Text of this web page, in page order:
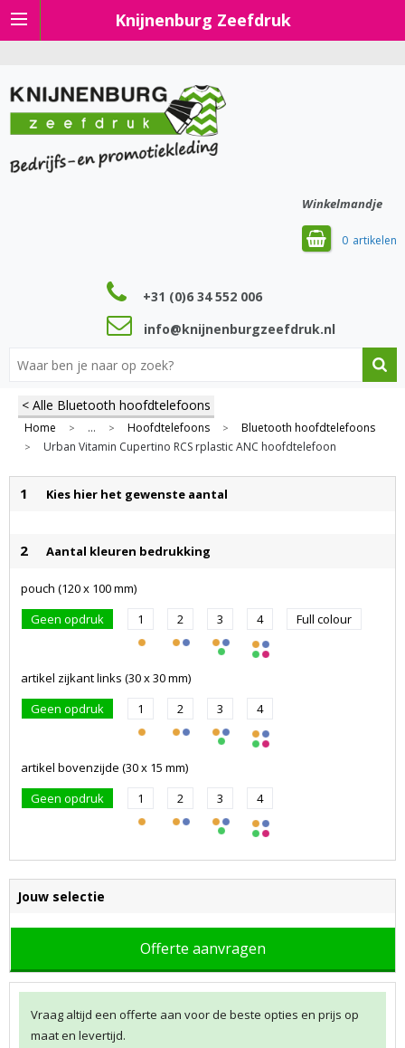
Knijnenburg Zeefdruk
Winkelmandje
0
+31 (0)6 34 552 006
info@knijnenburgzeefdruk.nl
< Alle Bluetooth hoofdtelefoons
Home > ... > Hoofdtelefoons > Bluetooth hoofdtelefoons
> Urban Vitamin Cupertino RCS rplastic ANC hoofdtelefoon
1 Kies hier het gewenste aantal
2 Aantal kleuren bedrukking
pouch (120 x 100 mm)
Geen opdruk
1 2 3 4 Full colour
artikel zijkant links (30 x 30 mm)
Geen opdruk
1 2 3 4
artikel bovenzijde (30 x 15 mm)
Geen opdruk
1 2 3 4
Jouw selectie
Offerte aanvragen
Vraag altijd een offerte aan voor de beste opties en prijs op
maat en levertijd.